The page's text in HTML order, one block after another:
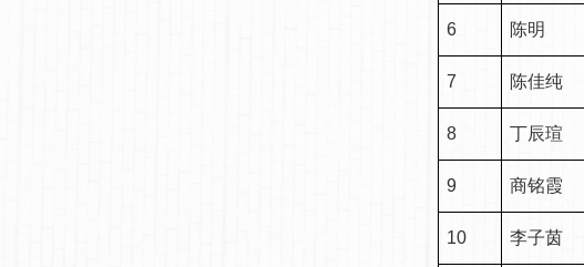
6 陈明
7 陈佳纯
8 丁辰瑄
9 商铭霞
10 李子茵